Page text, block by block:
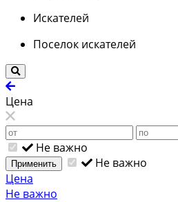
Искателей
Поселок искателей
Цена
Не важно
Применить
Не важно
Цена
Не важно